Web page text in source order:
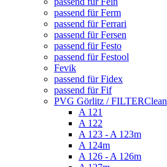
passend für Ferm
passend für Ferrari
passend für Fersen
passend für Festo
passend für Festool
Fevik
passend für Fidex
passend für Fif
PVG Görlitz / FILTERClean
A 121
A 122
A 123 - A 123m
A 124m
A 126 - A 126m